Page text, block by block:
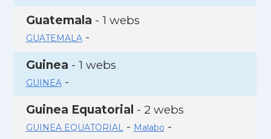
Guatemala - 1 webs
GUATEMALA-
Guinea - 1 webs
GUINEA-
Guinea Equatorial - 2 webs
GUINEA EQUATORIAL- Malabo -